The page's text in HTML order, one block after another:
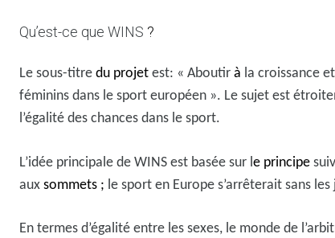
Qu’est-ce que WINS ?
Le sous-titre du projet est: « Aboutir à la croissance
féminins dans le sport européen ». Le sujet est
l’égalité des chances dans le sport.
L’idée principale de WINS est basée sur l e principe
aux sommets ; le sport en Europe s’arrêterait sans
En termes d’égalité entre les sexes, le monde de